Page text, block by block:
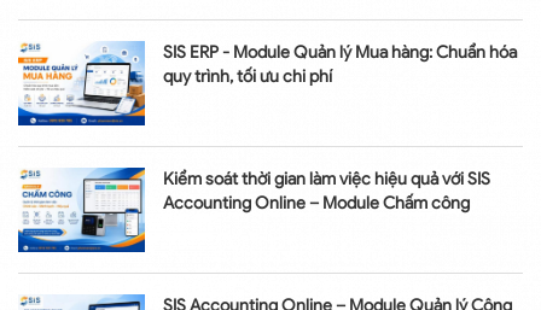
SIS ERP - Module Quản lý Mua hàng: Chuẩn hóa
quy trình, tối ưu chi phí
Kiểm soát thời gian làm việc hiệu quả với SIS
Accounting Online – Module Chấm công
SIS Accounting Online – Module Quản lý Công